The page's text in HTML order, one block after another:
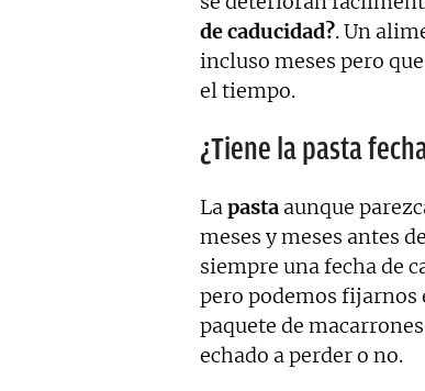
de caducidad?. Un
incluso meses pero
el tiempo.
¿Tiene la pasta
Lapasta aunque
meses y meses antes
siempre una fecha de
pero podemos fijarnos
paquete de
echado a perder o no.